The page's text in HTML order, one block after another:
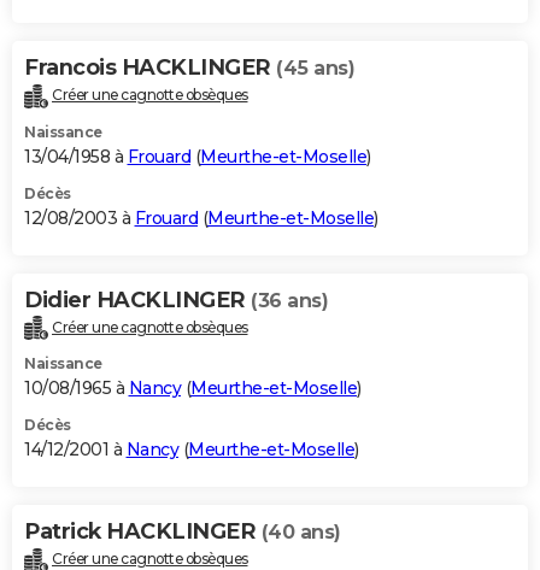
Francois HACKLINGER (45 ans)
Créer une cagnotte obsèques
Naissance
13/04/1958 à Frouard (Meurthe-et-Moselle)
Décès
12/08/2003 à Frouard (Meurthe-et-Moselle)
Didier HACKLINGER (36 ans)
Créer une cagnotte obsèques
Naissance
10/08/1965 à Nancy(Meurthe-et-Moselle)
Décès
14/12/2001 à Nancy(Meurthe-et-Moselle)
Patrick HACKLINGER (40 ans)
Créer une cagnotte obsèques